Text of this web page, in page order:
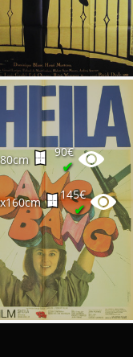
90€
✔
145€
✔